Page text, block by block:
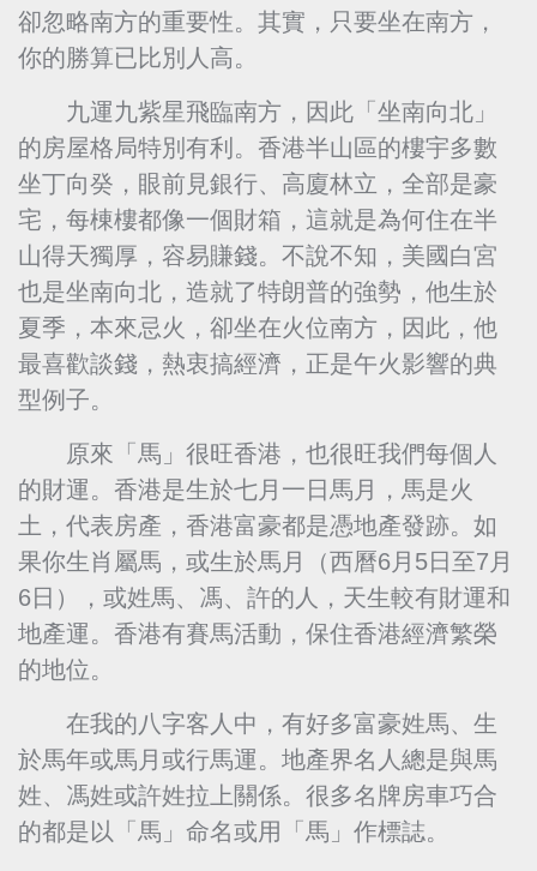
卻忽略南方的重要性。其實，只要坐在南方，
你的勝算已比別人高。
九運九紫星飛臨南方，因此「坐南向北」
的房屋格局特別有利。香港半山區的樓宇多數
坐丁向癸，眼前見銀行、高廈林立，全部是豪
宅，每棟樓都像一個財箱，這就是為何住在半
山得天獨厚，容易賺錢。不說不知，美國白宮
也是坐南向北，造就了特朗普的強勢，他生於
夏季，本來忌火，卻坐在火位南方，因此，他
最喜歡談錢，熱衷搞經濟，正是午火影響的典
型例子。
原來「馬」很旺香港，也很旺我們每個人
的財運。香港是生於七月一日馬月，馬是火
土，代表房產，香港富豪都是憑地產發跡。如
果你生肖屬馬，或生於馬月（西曆6月5日至7月
6日），或姓馬、馮、許的人，天生較有財運和
地產運。香港有賽馬活動，保住香港經濟繁榮
的地位。
在我的八字客人中，有好多富豪姓馬、生
於馬年或馬月或行馬運。地產界名人總是與馬
姓、馮姓或許姓拉上關係。很多名牌房車巧合
的都是以「馬」命名或用「馬」作標誌。